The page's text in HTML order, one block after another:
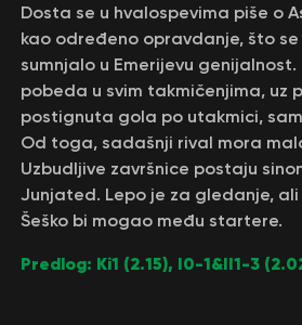
Dosta se u hvalospevima piše o
kao određeno opravdanje, što
sumnjalo u Emerijevu
pobeda u svim takmičenjima, uz
postignuta gola po utakmici,
Od toga, sadašnji rival mora
Uzbudljive završnice postaju
Junjated. Lepo je za gledanje, ali
Šeško bi mogao među startere.
Predlog: Ki1 (2.15), I0-1&II1-3